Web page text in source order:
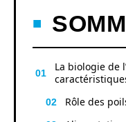
La biologie de
Rôle des